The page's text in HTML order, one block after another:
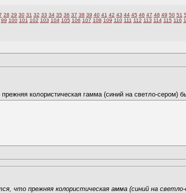
28 29 30 31 32 33 34 35 36 37 38 39 40 41 42 43 44 45 46 47 48 49 50 51
99 100 101 102 103 104 105 106 107 108 109 110 111 112 113 114 115 116
колористическая гамма (синий на светло-сером)
что прежняя колористическая амма (синий на